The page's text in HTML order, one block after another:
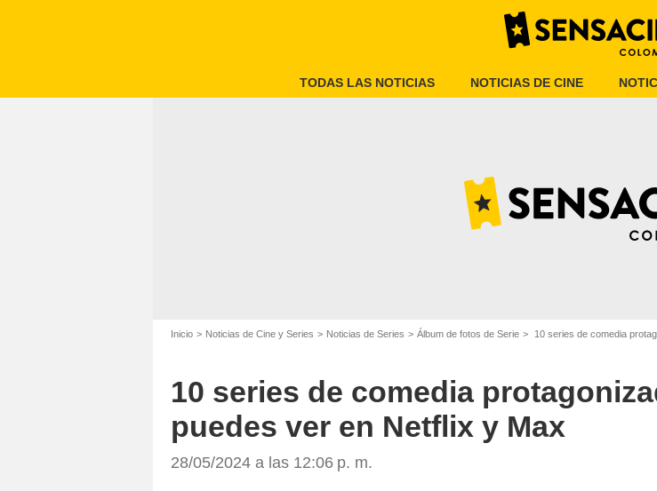
TODAS LAS NOTICIAS NOTICIAS DE CINE
Inicio Noticias de Cine y Series Noticias de Series Álbum de fotos de Serie 10 series de comedia
10 series de comedia
puedes ver en Netflix y Max
28/05/2024 a las 12:06 p. m.